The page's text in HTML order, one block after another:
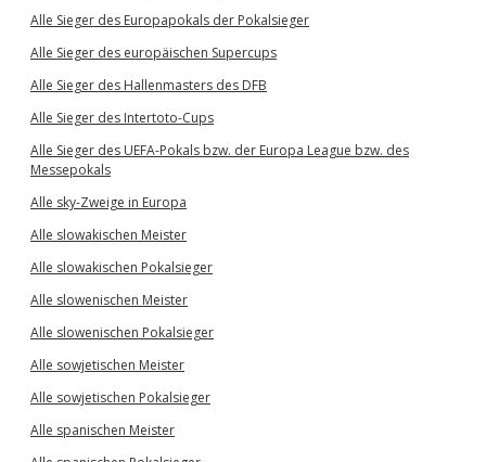
Alle Sieger des Europapokals der Pokalsieger
Alle Sieger des europäischen Supercups
Alle Sieger des Hallenmasters des DFB
Alle Sieger des Intertoto-Cups
Alle Sieger des UEFA-Pokals bzw. der Europa League bzw. des
Messepokals
Alle sky-Zweige in Europa
Alle slowakischen Meister
Alle slowakischen Pokalsieger
Alle slowenischen Meister
Alle slowenischen Pokalsieger
Alle sowjetischen Meister
Alle sowjetischen Pokalsieger
Alle spanischen Meister